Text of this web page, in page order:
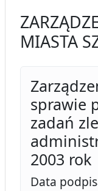
MIASTA
sprawie
zadań
2003 rok
Data